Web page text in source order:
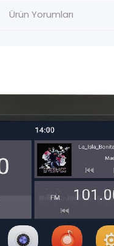
Ürün Yorumları